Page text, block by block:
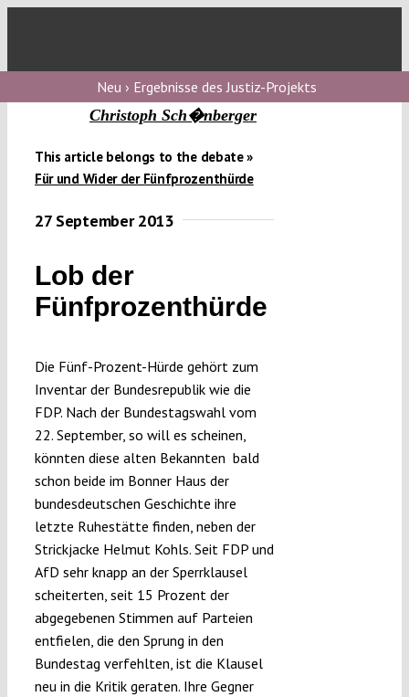
Verfassungs
blog
debate
Verfassungs
editorial
Submissions
Funding
Projects
Neu › Ergebnisse des Justiz-Projekts
Christoph Sch�nberger
This article belongs to the debate »
Für und Wider der Fünfprozenthürde
27 September 2013
Lob der
Fünfprozenthürde
Die Fünf-Prozent-Hürde gehört zum
Inventar der Bundesrepublik wie die
FDP. Nach der Bundestagswahl vom
22. September, so will es scheinen,
könnten diese alten Bekannten bald
schon beide im Bonner Haus der
bundesdeutschen Geschichte ihre
letzte Ruhestätte finden, neben der
Strickjacke Helmut Kohls. Seit FDP und
AfD sehr knapp an der Sperrklausel
scheiterten, seit 15 Prozent der
abgegebenen Stimmen auf Parteien
entfielen, die den Sprung in den
Bundestag verfehlten, ist die Klausel
neu in die Kritik geraten. Ihre Gegner